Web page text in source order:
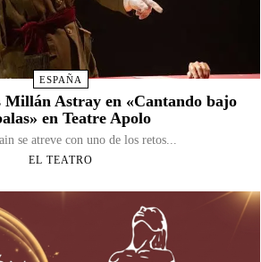
ESPAÑA
Millán Astray en «Cantando bajo
en Teatre Apolo
se atreve con uno de los retos...
EL TEATRO